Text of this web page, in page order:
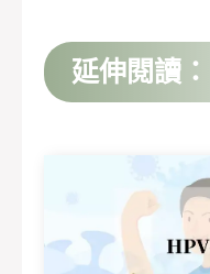
延伸閱讀：